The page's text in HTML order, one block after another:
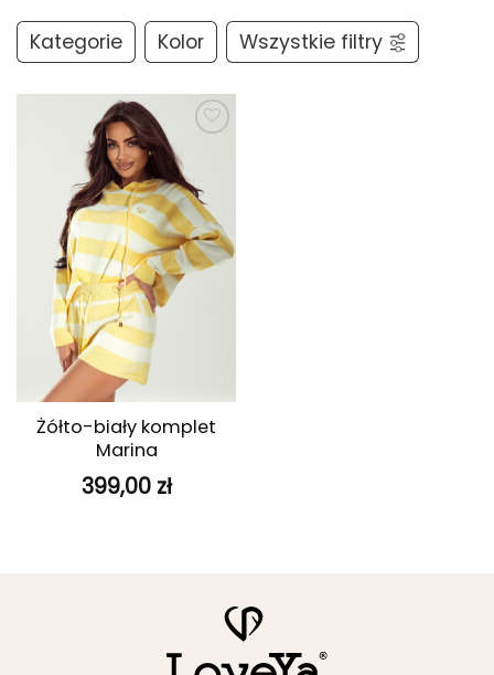
Kategorie Kolor Wszystkie filtry
Dodaj do
ulubionych
Żółto-biały komplet
Marina
399,00 zł